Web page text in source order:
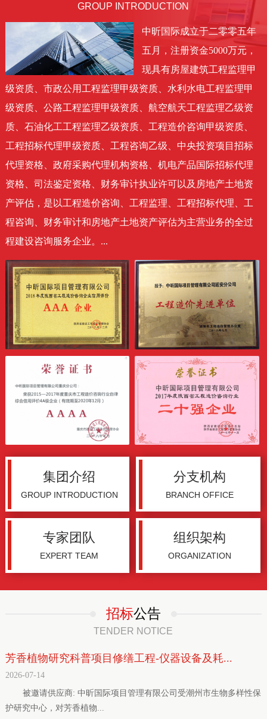
GROUP INTRODUCTION
中昕国际成立于二零零五年
五月，注册资金5000万元，
现具有房屋建筑工程监理甲
级资质、市政公用工程监理甲级资质、水利水电工程监理甲
级资质、公路工程监理甲级资质、航空航天工程监理乙级资
质、石油化工工程监理乙级资质、工程造价咨询甲级资质、
工程招标代理甲级资质、工程咨询乙级、中央投资项目招标
代理资格、政府采购代理机构资格、机电产品国际招标代理
资格、司法鉴定资格、财务审计执业许可以及房地产土地资
产评估，是以工程造价咨询、工程监理、工程招标代理、工
程咨询、财务审计和房地产土地资产评估为主营业务的全过
程建设咨询服务企业。...
集团介绍
GROUP INTRODUCTION
分支机构
BRANCH OFFICE
专家团队
EXPERT TEAM
组织架构
ORGANIZATION
招标公告
TENDER NOTICE
芳香植物研究科普项目修缮工程-仪器设备及耗...
2026-07-14
被邀请供应商: 中昕国际项目管理有限公司受潮州市生物多样性保
护研究中心，对芳香植物...